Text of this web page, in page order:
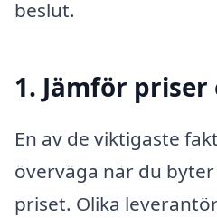
beslut.
1. Jämför
En av de viktigaste
överväga när du
priset. Olika